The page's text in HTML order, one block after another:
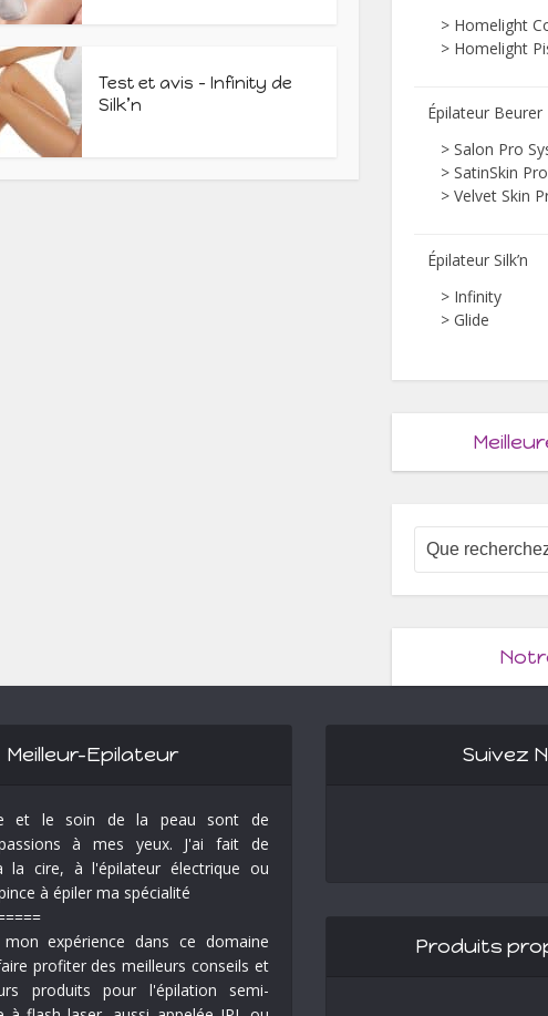
Test et avis – Infinity de
Silk’n
> Homelight
> Homelight
Épilateur Beurer
> Salon Pro
> SatinSkin Pro
> Velvet Skin
Épilateur Silk’n
> Infinity
> Glide
Meilleur-Epilateur
et le soin de la peau sont de
à mes yeux. J'ai fait de
la cire, à l'épilateur électrique ou
à épiler ma spécialité
mon expérience dans ce domaine
profiter des meilleurs conseils et
produits pour l'épilation semi-
Suivez
Produits